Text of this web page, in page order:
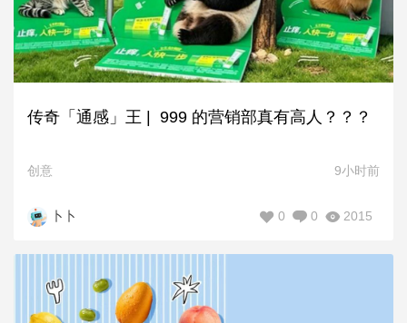
传奇「通感」王 | 999 的营销部真有高人？？？
创意 9小时前
卜卜 2015
0
0